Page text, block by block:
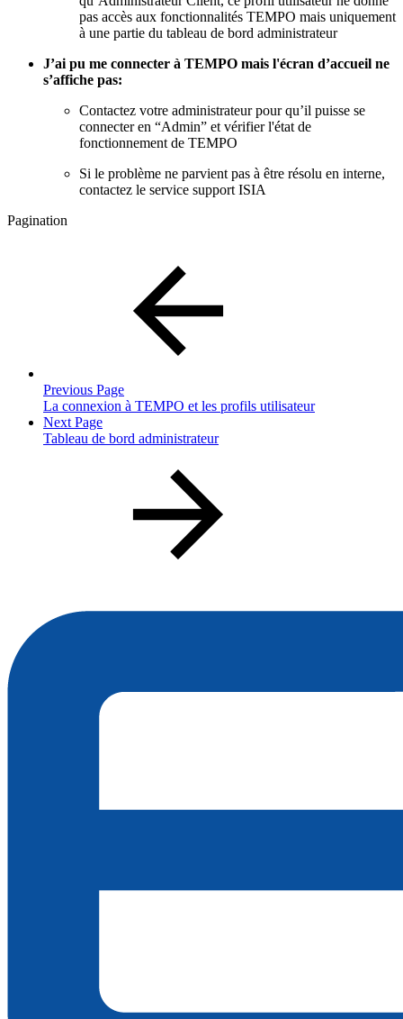
pas accès aux fonctionnalités TEMPO mais uniquement
à une partie du tableau de bord administrateur
J’ai pu me connecter à TEMPO mais l'écran d’accueil ne
s’affiche pas:
Contactez votre administrateur pour qu’il puisse se
connecter en “Admin” et vérifier l'état de
fonctionnement de TEMPO
Si le problème ne parvient pas à être résolu en interne,
contactez le service support ISIA
Pagination
Previous Page
La connexion à TEMPO et les profils utilisateur
Next Page
Tableau de bord administrateur